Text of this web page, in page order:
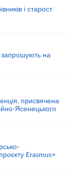
і старост
запрошують на
присвячена
Ясенецького
Erasmus+